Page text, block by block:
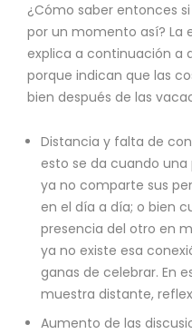
¿Cómo saber entonces
por un momento así? La
explica a continuación a
porque indican que las
bien después de las
Distancia y falta de
esto se da cuando
ya no comparte sus
en el día a día; o bien
presencia del otro en
ya no existe esa
ganas de celebrar. En
muestra distante,
Aumento de las